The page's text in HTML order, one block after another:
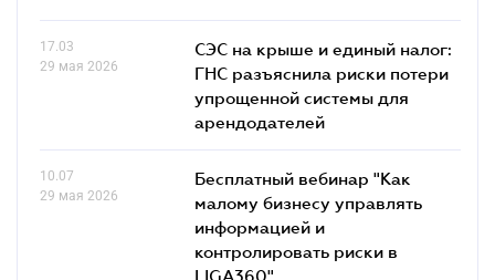
17.03
29 мая 2026
СЭС на крыше и единый налог:
ГНС разъяснила риски потери
упрощенной системы для
арендодателей
10.07
29 мая 2026
Бесплатный вебинар "Как
малому бизнесу управлять
информацией и
контролировать риски в
LIGA360"